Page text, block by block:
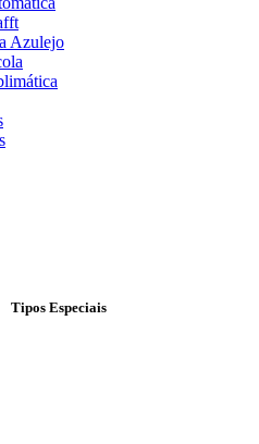
Azulejo
Tipos Especiais